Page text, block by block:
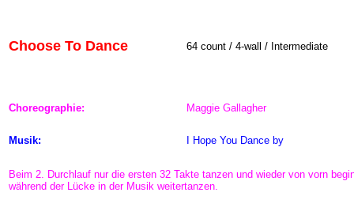
Choose To Dance 64 count / 4-wall / Intermediate
Choreographie: Maggie Gallagher
Musik: I Hope You Dance by
Beim 2. Durchlauf nur die ersten 32 Takte tanzen und wieder von vorn
während der Lücke in der Musik weitertanzen.